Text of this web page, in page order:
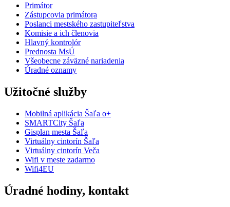
Primátor
Zástupcovia primátora
Poslanci mestského zastupiteľstva
Komisie a ich členovia
Hlavný kontrolór
Prednosta MsÚ
Všeobecne záväzné nariadenia
Úradné oznamy
Užitočné služby
Mobilná aplikácia Šaľa o+
SMARTCity Šaľa
Gisplan mesta Šaľa
Virtuálny cintorín Šaľa
Virtuálny cintorín Veča
Wifi v meste zadarmo
Wifi4EU
Úradné hodiny, kontakt